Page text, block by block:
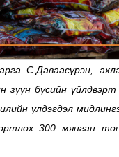
С.Даваасүрэн,
зүүн бүсийн үйлдвэрт
үлдэгдэл
300 мянган